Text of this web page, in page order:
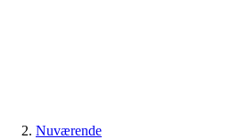
Nuværende